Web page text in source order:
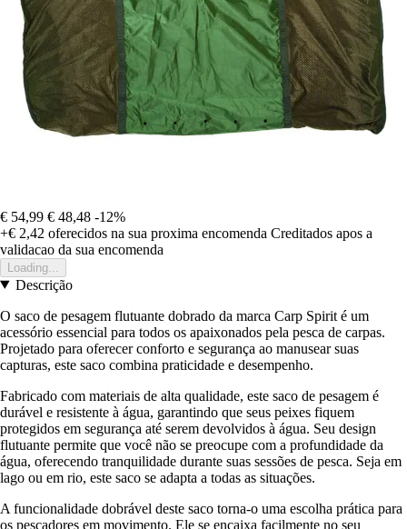
€ 54,99 € 48,48 -12%
+€ 2,42 oferecidos na sua proxima encomenda Creditados apos a
validacao da sua encomenda
Loading...
Descrição
O saco de pesagem flutuante dobrado da marca Carp Spirit é um
acessório essencial para todos os apaixonados pela pesca de carpas.
Projetado para oferecer conforto e segurança ao manusear suas
capturas, este saco combina praticidade e desempenho.
Fabricado com materiais de alta qualidade, este saco de pesagem é
durável e resistente à água, garantindo que seus peixes fiquem
protegidos em segurança até serem devolvidos à água. Seu design
flutuante permite que você não se preocupe com a profundidade da
água, oferecendo tranquilidade durante suas sessões de pesca. Seja em
lago ou em rio, este saco se adapta a todas as situações.
A funcionalidade dobrável deste saco torna-o uma escolha prática para
os pescadores em movimento. Ele se encaixa facilmente no seu